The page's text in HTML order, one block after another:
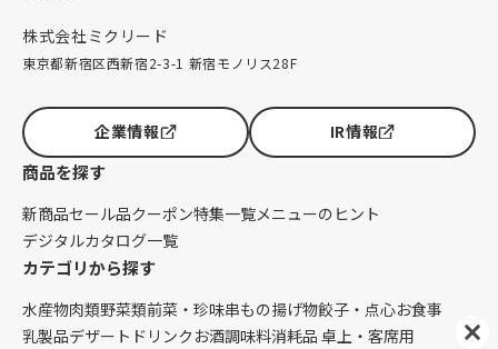
株式会社ミクリード
東京都新宿区西新宿2-3-1 新宿モノリス28F
企業情報 IR情報
商品を探す
新商品セール品クーポン特集一覧メニューのヒント
デジタルカタログ一覧
カテゴリから探す
水産物肉類野菜類前菜・珍味串もの揚げ物餃子・点心お食事
乳製品デザート ドリンク お酒調味料消耗品 卓上・客席用